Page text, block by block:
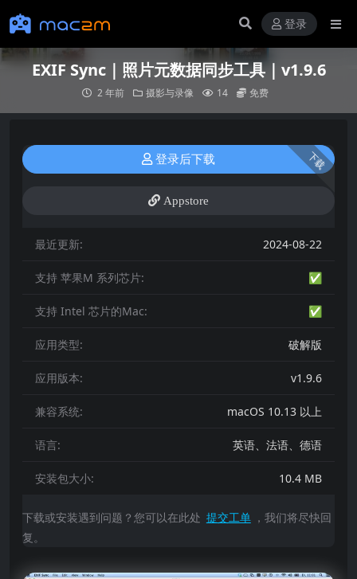
登录
EXIF Sync｜照片元数据同步工具｜v1.9.6
2 年前 摄影与录像 14 免费
下载
登录后下载
Appstore
最近更新: 2024-08-22
支持 苹果M 系列芯片: ✅
支持 Intel 芯片的Mac: ✅
应用类型: 破解版
应用版本: v1.9.6
兼容系统: macOS 10.13 以上
语言: 英语、法语、德语
安装包大小: 10.4 MB
下载或安装遇到问题？您可以在此处 提交工单 ，我们将尽快回
复。